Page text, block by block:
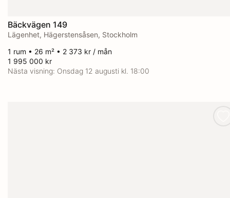
Bäckvägen 149
Lägenhet, Hägerstensåsen, Stockholm
1 rum • 26 m² • 2 373 kr / mån
1 995 000 kr
Nästa visning: Onsdag 12 augusti kl. 18:00